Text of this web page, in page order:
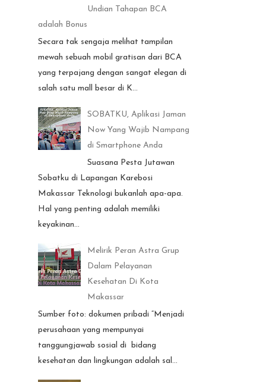
Undian Tahapan BCA
adalah Bonus
Secara tak sengaja melihat tampilan
mewah sebuah mobil gratisan dari BCA
yang terpajang dengan sangat elegan di
salah satu mall besar di K...
SOBATKU, Aplikasi Jaman
Now Yang Wajib Nampang
di Smartphone Anda
Suasana Pesta Jutawan
Sobatku di Lapangan Karebosi
Makassar Teknologi bukanlah apa-apa.
Hal yang penting adalah memiliki
keyakinan...
Melirik Peran Astra Grup
Dalam Pelayanan
Kesehatan Di Kota
Makassar
Sumber foto: dokumen pribadi “Menjadi
perusahaan yang mempunyai
tanggungjawab sosial di bidang
kesehatan dan lingkungan adalah sal...